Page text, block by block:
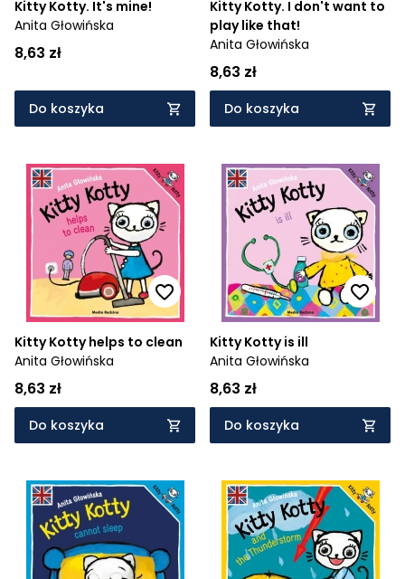
Kitty Kotty. It's mine!
Anita Głowińska
8,63 zł
Do koszyka
Kitty Kotty. I don't want to
play like that!
Anita Głowińska
8,63 zł
Do koszyka
Kitty Kotty helps to clean
Anita Głowińska
8,63 zł
Do koszyka
Kitty Kotty is ill
Anita Głowińska
8,63 zł
Do koszyka